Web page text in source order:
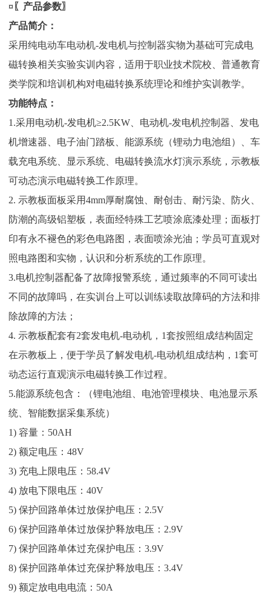
¤〖产品参数〗
产品简介：
采用纯电动车电动机-发电机与控制器实物为基础可完成电
磁转换相关实验实训内容，适用于职业技术院校、普通教育
类学院和培训机构对电磁转换系统理论和维护实训教学。
功能特点：
1.采用电动机-发电机≥2.5KW、电动机-发电机控制器、发电
机增速器、电子油门踏板、能源系统（锂动力电池组）、车
载充电系统、显示系统、电磁转换流水灯演示系统，示教板
可动态演示电磁转换工作原理。
2. 示教板面板采用4mm厚耐腐蚀、耐创击、耐污染、防火、
防潮的高级铝塑板，表面经特殊工艺喷涂底漆处理；面板打
印有永不褪色的彩色电路图，表面喷涂光油；学员可直观对
照电路图和实物，认识和分析系统的工作原理。
3.电机控制器配备了故障报警系统，通过频率的不同可读出
不同的故障吗，在实训台上可以训练读取故障码的方法和排
除故障的方法；
4. 示教板配套有2套发电机-电动机，1套按照组成结构固定
在示教板上，便于学员了解发电机-电动机组成结构，1套可
动态运行直观演示电磁转换工作过程。
5.能源系统包含：（锂电池组、电池管理模块、电池显示系
统、智能数据采集系统）
1) 容量：50AH
2) 额定电压：48V
3) 充电上限电压：58.4V
4) 放电下限电压：40V
5) 保护回路单体过放保护电压：2.5V
6) 保护回路单体过放保护释放电压：2.9V
7) 保护回路单体过充保护电压：3.9V
8) 保护回路单体过充保护释放电压：3.4V
9) 额定放电电电流：50A